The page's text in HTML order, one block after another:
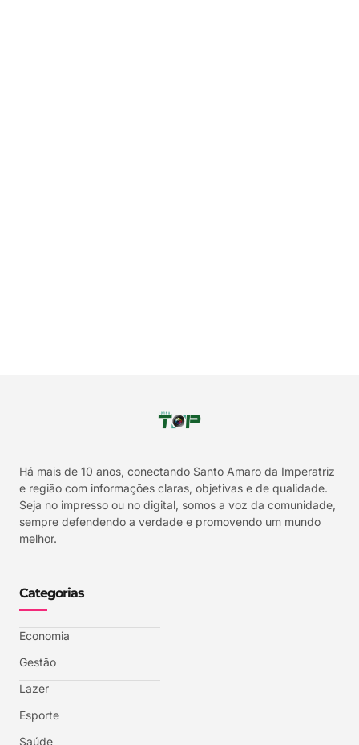
Há mais de 10 anos, conectando Santo Amaro da Imperatriz
e região com informações claras, objetivas e de qualidade.
Seja no impresso ou no digital, somos a voz da comunidade,
sempre defendendo a verdade e promovendo um mundo
melhor.
Categorias
Economia
Gestão
Lazer
Esporte
Saúde